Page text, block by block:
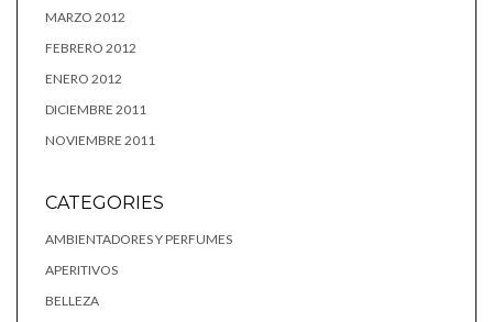
MARZO 2012
FEBRERO 2012
ENERO 2012
DICIEMBRE 2011
NOVIEMBRE 2011
CATEGORIES
AMBIENTADORES Y PERFUMES
APERITIVOS
BELLEZA